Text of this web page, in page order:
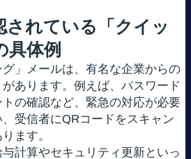
されている「クイッ
具体例
」メールは、有名な企業からの
あります。例えば、パスワード
の確認など、緊急の対応が必要
受信者にQRコードをスキャン
ます。
計算やセキュリティ更新といっ